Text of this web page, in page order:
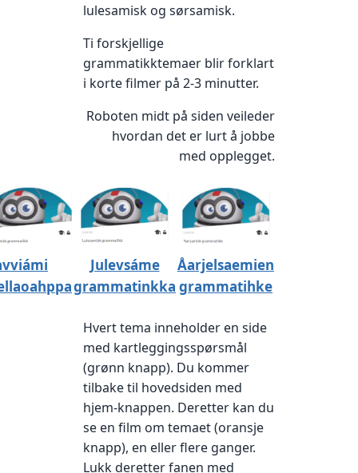
lulesamisk og sørsamisk.
Ti forskjellige
grammatikktemaer blir forklart
i korte filmer på 2-3 minutter.
Roboten midt på siden veileder
hvordan det er lurt å jobbe
med opplegget.
Julevsáme
grammatinkka
Åarjelsaemien
grammatihke
Hvert tema inneholder en side
med kartleggingsspørsmål
(grønn knapp). Du kommer
tilbake til hovedsiden med
hjem-knappen. Deretter kan du
se en film om temaet (oransje
knapp), en eller flere ganger.
Lukk deretter fanen med